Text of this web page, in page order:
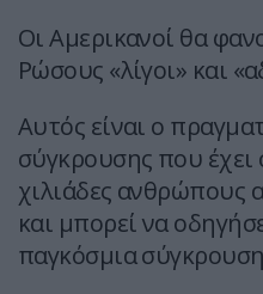
Οι Αμερικανοί θα
Ρώσους «λίγοι» και
Αυτός είναι ο
σύγκρουσης που έχει
χιλιάδες ανθρώπους
και μπορεί να
παγκόσμια